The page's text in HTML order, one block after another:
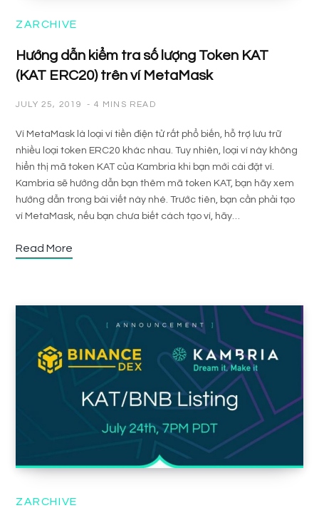
ZARCHIVE
Hướng dẫn kiểm tra số lượng Token KAT
(KAT ERC20) trên ví MetaMask
JULY 25, 2019 4 MINS READ
Ví MetaMask là loại ví tiền điện tử rất phổ biến, hỗ trợ lưu trữ
nhiều loại token ERC20 khác nhau. Tuy nhiên, loại ví này không
hiển thị mã token KAT của Kambria khi bạn mới cài đặt ví.
Kambria sẽ hướng dẫn bạn thêm mã token KAT, bạn hãy xem
hướng dẫn trong bài viết này nhé. Trước tiên, bạn cần phải tạo
ví MetaMask, nếu bạn chưa biết cách tạo ví, hãy…
Read More
ZARCHIVE